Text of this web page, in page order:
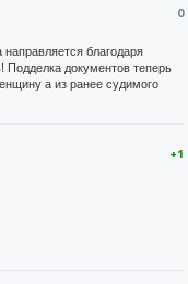
0
благодаря
документов теперь
а из ранее судимого
+1